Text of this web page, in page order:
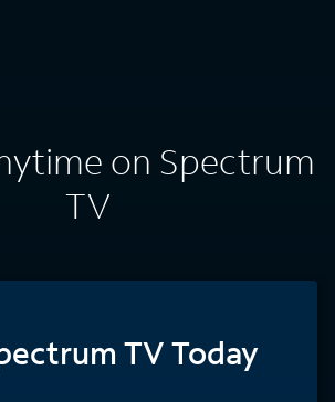
on Spectrum
TV
TV Today